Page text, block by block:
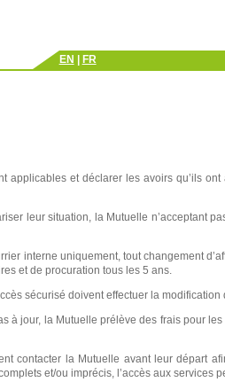
EN FR
applicables et déclarer les avoirs qu’ils
leur situation, la Mutuelle n’acceptant
interne uniquement, tout changement
et de procuration tous les 5 ans.
sécurisé doivent effectuer la
jour, la Mutuelle prélève des frais pour
contacter la Mutuelle avant leur départ
et/ou imprécis, l’accès aux services